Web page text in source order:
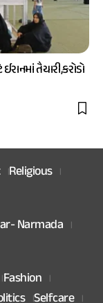
તૈયારી,કરોડો
Religious
Narmada
Fashion
Selfcare